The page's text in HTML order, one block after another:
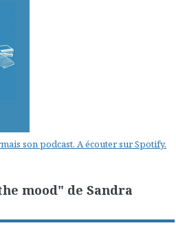
son podcast. A écouter sur Spotify.
mood" de Sandra